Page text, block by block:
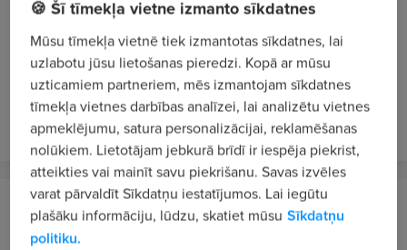
Pārdevējs/-a
800 - 1400 €/mēn. neto
pirms nedēļas VIP 2
SIA ONNINEN
Rīga
🍪 Šī tīmekļa vietne izmanto sīkdatnes
Mūsu tīmekļa vietnē tiek izmantotas sīkdatnes, lai
uzlabotu jūsu lietošanas pieredzi. Kopā ar mūsu
uzticamiem partneriem, mēs izmantojam sīkdatnes
tīmekļa vietnes darbības analīzei, lai analizētu vietnes
apmeklējumu, satura personalizācijai, reklamēšanas
nolūkiem. Lietotājam jebkurā brīdī ir iespēja piekrist,
atteikties vai mainīt savu piekrišanu. Savas izvēles
varat pārvaldīt Sīkdatņu iestatījumos. Lai iegūtu
plašāku informāciju, lūdzu, skatiet mūsu Sīkdatņu
politiku.